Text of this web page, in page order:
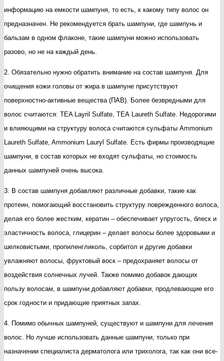
информацию на емкости шампуня, то есть, к какому типу волос он
предназначен. Не рекомендуется брать шампуни, где шампунь и
бальзам в одном флаконе, такие шампуни можно использовать
разово, но не на каждый день.
2. Обязательно нужно обратить внимание на состав шампуня. Для
очищения кожи головы от жира в шампуне присутствуют
поверхностно-активные вещества (ПАВ). Более безвредными для
волос считаются: TEA Layril Sulfate, ТЕА Laureth Sulfate. Недорогими
и влияющими на структуру волоса считаются сульфаты Ammonium
Laureth Sulfate, Ammonium Lauryl Sulfate. Есть фирмы производящие
шампуни, в состав которых не входят сульфаты, но стоимость
данных шампуней очень высока.
3. В состав шампуня добавляют различные добавки, такие как
протеин, помогающий восстановить структуру поврежденного волоса,
делая его более жестким, кератин – обеспечивает упругость, блеск и
эластичность волоса, глицерин – делает волосы более здоровыми и
шелковистыми, пропиленгликоль, сорбитол и другие добавки
увлажняют волосы, фруктовый воск – предохраняет волосы от
воздействия солнечных лучей. Также помимо добавок дающих
пользу волосам, в шампуни добавляют добавки, продлевающие его
срок годности и придающие приятных запах.
4. Помимо обычных шампуней, существуют и шампуни для лечения
волос. Но лучше использовать данные шампуни, только при
назначении специалиста дерматолога или трихолога, так как они все-